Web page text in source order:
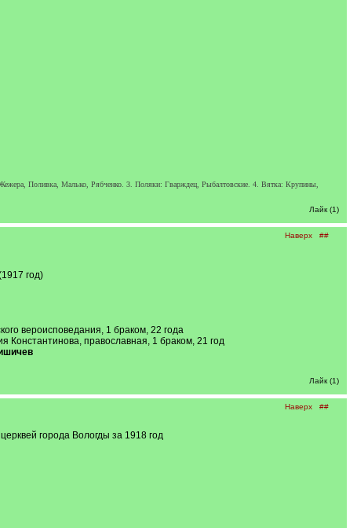
Поливка, Малько, Рябченко. 3. Поляки: Гварждец, Рыбалтовские. 4. Вятка: Крупины,
Лайк (1)
Наверх ##
год)
вероисповедания, 1 браком, 22 года
Константинова, православная, 1 браком, 21 год
Лайк (1)
Наверх ##
города Вологды за 1918 год